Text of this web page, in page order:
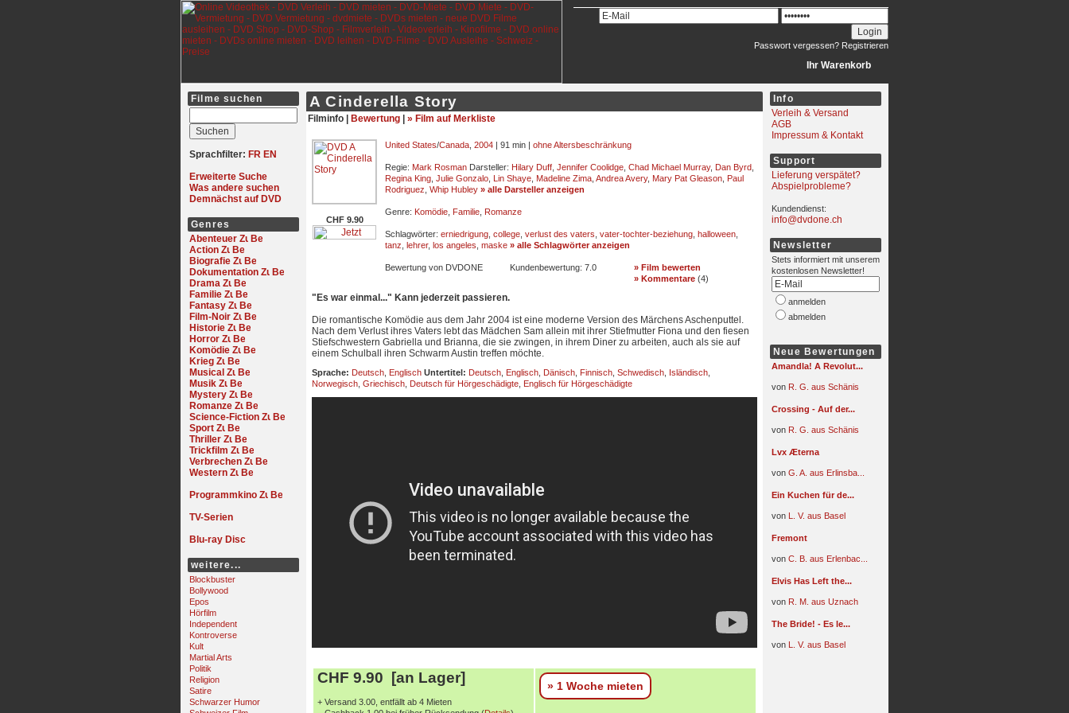
Passwort vergessen? Registrieren
Ihr Warenkorb
Filme suchen
Sprachfilter: FR EN
Erweiterte Suche
Was andere suchen
Demnächst auf DVD
Genres
Abenteuer
Action
Biografie
Dokumentation
Drama
Familie
Fantasy
Film-Noir
Historie
Horror
Komödie
Krieg
Musical
Musik
Mystery
Romanze
Science-Fiction
Sport
Thriller
Trickfilm
Verbrechen
Western
Programmkino
TV-Serien
Blu-ray Disc
weitere...
Blockbuster
Bollywood
Epos
Hörfilm
Independent
Kontroverse
Kult
Martial Arts
Politik
Religion
Satire
Schwarzer Humor
A Cinderella Story
Filminfo | Bewertung » Film auf Merkliste
CHF 9.90
United States/Canada 2004 | 91 min | ohne Altersbeschränkung
Regie: Mark Rosman Darsteller: Hilary Duff Jennifer Coolidge Chad Michael Murray, Dan Byrd
Regina King Julie Gonzalo Lin Shaye Madeline Zima Andrea Avery, Mary Pat Gleason Paul
Rodriguez Whip Hubley » alle Darsteller anzeigen
Genre: Komödie Familie Romanze
Schlagwörter: erniedrigung college verlust des vaters vater-tochter-beziehung halloween
tanz lehrer, los angeles maske » alle Schlagwörter anzeigen
Bewertung von DVDONE Kundenbewertung: 7.0
» Film bewerten
» Kommentare (4)
"Es war einmal..." Kann jederzeit passieren.
Die romantische Komödie aus dem Jahr 2004 ist eine moderne Version des Märchens Aschenputtel.
Nach dem Verlust ihres Vaters lebt das Mädchen Sam allein mit ihrer Stiefmutter Fiona und den fiesen
Stiefschwestern Gabriella und Brianna, die sie zwingen, in ihrem Diner zu arbeiten, auch als sie auf
einem Schulball ihren Schwarm Austin treffen möchte.
Sprache: Deutsch Englisch Untertitel: Deutsch Englisch Dänisch Finnisch Schwedisch Isländisch
Norwegisch Griechisch Deutsch für Hörgeschädigte Englisch für Hörgeschädigte
CHF 9.90 [an Lager]
+ Versand 3.00, entfällt ab 4 Mieten
» 1 Woche mieten
Info
Verleih & Versand
AGB
Impressum & Kontakt
Support
Lieferung verspätet?
Abspielprobleme?
Kundendienst:
info@dvdone.ch
Newsletter
Stets informiert mit unserem
kostenlosen Newsletter!
anmelden
abmelden
Neue Bewertungen
Amandla! A Revolut...
von R. G. aus Schänis
Crossing - Auf der...
von R. G. aus Schänis
Lvx Æterna
von G. A. aus Erlinsba...
Ein Kuchen für de...
von L. V. aus Basel
Fremont
von C. B. aus Erlenbac...
Elvis Has Left the...
von R. M. aus Uznach
The Bride! - Es le...
von L. V. aus Basel